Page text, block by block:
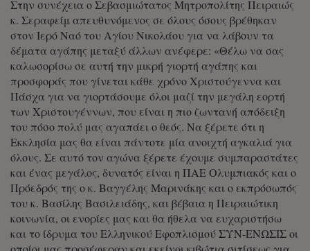
Στην συνέχεια ο Σεβασμιώτατος Μητροπολίτης Πειραιώς
κ. Σεραφείμ απευθυνόμενος σε όλους όσους βρέθηκαν
στον Ιερό Ναό του Αγίου Νικολάου για να λάβουν τα
δέματα αγάπης μεταξύ άλλων ανέφερε: «Θέλω να σας
καλωσορίσω σε αυτή την μικρή γιορτή αγάπης και
προσφοράς που γίνεται κάθε χρόνο Χριστούγεννα και
Πάσχα για να γιορτάσουμε όλοι μαζί την μεγάλη εορτή
των Χριστουγέννων, που είναι η πιο ζωντανή απόδειξη
του πόσο πολύ μας αγαπάει ο θεός. Να ξέρετε ότι η
Εκκλησία μας θα είναι πάντοτε μία ανοιχτή αγκαλιά για
όλους. Σε αυτό τον αγώνα ξέρετε έχουμε συμπαραστάτες
και ένας μεγάλος, δυνατός είναι η ΠΑΕ Ολυμπιακός και ο
Πρόεδρός της ο κ. Βαγγέλης Μαρινάκης και ο εκπρόσωπός
του κ. Βασίλης Βασιλειάδης, και βέβαια η Πειραιώτικη
κοινωνία, οι ενορίες μας και θα ήθελα να ευχαριστήσω
και το ίδρυμα του Ελληνικού Εφοπλισμού ΣΥΝ-ΕΝΩΣΙΣ οι